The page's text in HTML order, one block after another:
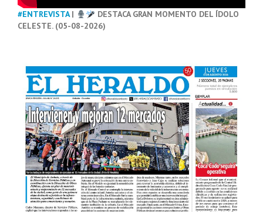
#ENTREVISTA|
DESTACA GRAN MOMENTO DEL ÍDOLO
CELESTE. (05-08-2026)